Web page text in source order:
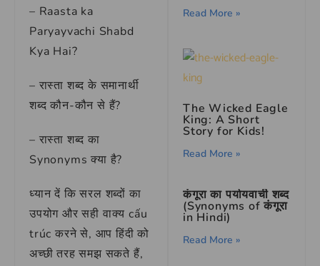
– Raasta ka
Paryayvachi Shabd
Kya Hai?
– रास्ता शब्द के समानार्थी
शब्द कौन-कौन से हैं?
– रास्ता शब्द का
Synonyms क्या है?
ध्यान दें कि सरल शब्दों का
उपयोग और सही वाक्य cấu
trúc करने से, आप हिंदी को
अच्छी तरह समझ सकते हैं,
Read More »
The Wicked Eagle
King: A Short
Story for Kids!
Read More »
कंगूरा का पर्यायवाची शब्द
(Synonyms of कंगूरा
in Hindi)
Read More »